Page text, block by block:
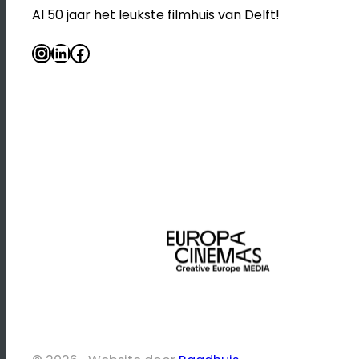
Al 50 jaar het leukste filmhuis van Delft!
InstagramLinkedIn Facebook